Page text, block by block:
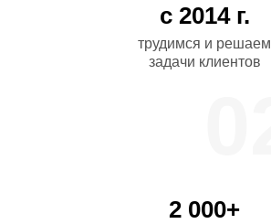
с 2014 г.
трудимся и решаем
задачи клиентов
2 000+